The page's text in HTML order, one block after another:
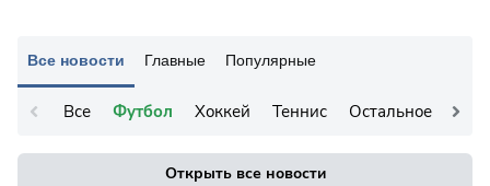
Все новости Главные Популярные
Все Футбол Хоккей Теннис Остальное
Открыть все новости